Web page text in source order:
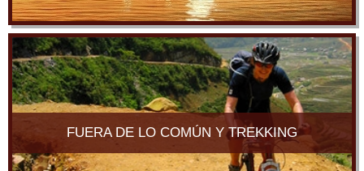
FUERA DE LO COMÚN Y TREKKING